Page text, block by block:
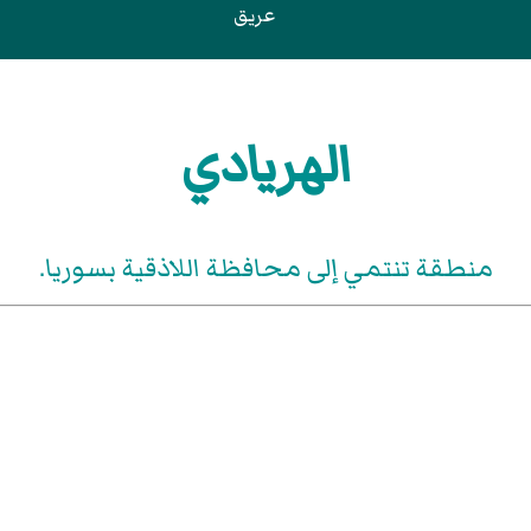
عريق
الهريادي
منطقة تنتمي إلى محافظة اللاذقية بسوريا.